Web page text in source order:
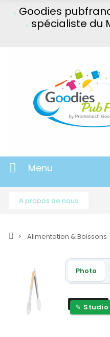
Goodies
spécialiste du
Menu
A propos de nous
Alimentation & Boissons
Photo
Nouveau